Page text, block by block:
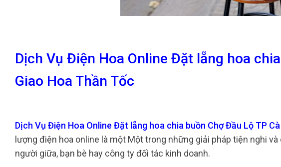
Dịch Vụ Điện Hoa Online Đặt lẵng hoa
Giao Hoa Thần Tốc
Dịch Vụ Điện Hoa Online Đặt lẵng hoa chia buồn Chợ Đầu Lộ TP
lượng điện hoa online là một Một trong những giải pháp tiện nghi
người giữa, bạn bè hay công ty đối tác kinh doanh.